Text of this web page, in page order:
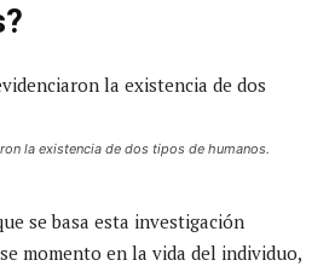
la existencia de dos tipos de humanos.
se basa esta investigación
momento en la vida del individuo,